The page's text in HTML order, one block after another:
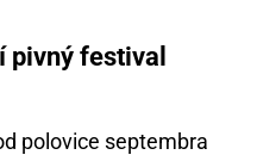
pivný festival
polovice septembra